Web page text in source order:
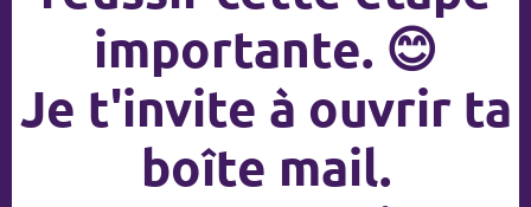
importante. 😊
Je t'invite à ouvrir ta
boîte mail.